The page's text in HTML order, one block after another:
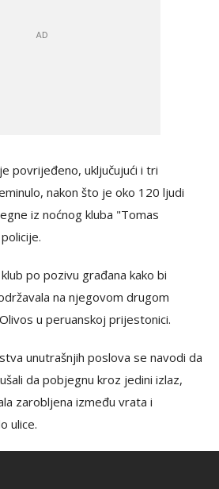
povrijeđeno, uključujući i tri
nakon što je oko 120 ljudi
iz noćnog kluba "Tomas
po pozivu građana kako bi
na njegovom drugom
u peruanskoj prijestonici.
unutrašnjih poslova se navodi da
da pobjegnu kroz jedini izlaz,
zarobljena između vrata i
ulice.